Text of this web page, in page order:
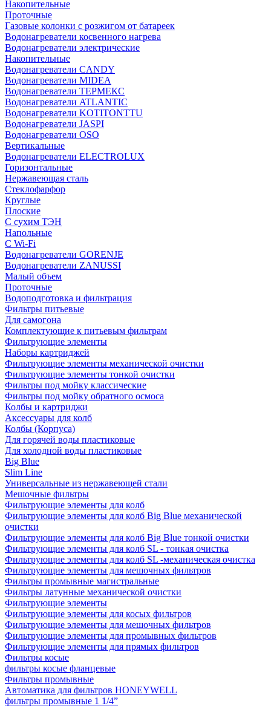
Накопительные
Проточные
Газовые колонки с розжигом от батареек
Водонагреватели косвенного нагрева
Водонагреватели электрические
Накопительные
Водонагреватели CANDY
Водонагреватели MIDEA
Водонагреватели ТЕРМЕКС
Водонагреватели ATLANTIC
Водонагреватели KOTITONTTU
Водонагреватели JASPI
Водонагреватели OSO
Вертикальные
Водонагреватели ELECTROLUX
Горизонтальные
Нержавеющая сталь
Стеклофарфор
Круглые
Плоские
С сухим ТЭН
Напольные
С Wi-Fi
Водонагреватели GORENJE
Водонагреватели ZANUSSI
Малый объем
Проточные
Водоподготовка и фильтрация
Фильтры питьевые
Для самогона
Комплектующие к питьевым фильтрам
Фильтрующие элементы
Наборы картриджей
Фильтрующие элементы механической очистки
Фильтрующие элементы тонкой очистки
Фильтры под мойку классические
Фильтры под мойку обратного осмоса
Колбы и картриджи
Аксессуары для колб
Колбы (Корпуса)
Для горячей воды пластиковые
Для холодной воды пластиковые
Big Blue
Slim Line
Универсальные из нержавеющей стали
Мешочные фильтры
Фильтрующие элементы для колб
Фильтрующие элементы для колб Big Blue механической
очистки
Фильтрующие элементы для колб Big Blue тонкой очистки
Фильтрующие элементы для колб SL - тонкая очистка
Фильтрующие элементы для колб SL -механическая очистка
Фильтрующие элементы для мешочных фильтров
Фильтры промывные магистральные
Фильтры латунные механической очистки
Фильтрующие элементы
Фильтрующие элементы для косых фильтров
Фильтрующие элементы для мешочных фильтров
Фильтрующие элементы для промывных фильтров
Фильтрующие элементы для прямых фильтров
Фильтры косые
фильтры косые фланцевые
Фильтры промывные
Автоматика для фильтров HONEYWELL
фильтры промывные 1 1/4”